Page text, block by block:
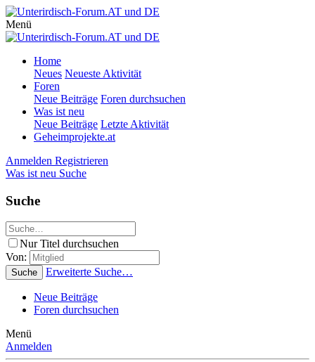
Menü
Home
Neues Neueste Aktivität
Foren
Neue Beiträge Foren durchsuchen
Was ist neu
Neue Beiträge Letzte Aktivität
Geheimprojekte.at
Anmelden Registrieren
Was ist neu Suche
Suche
Nur Titel durchsuchen
Von:
Suche Erweiterte Suche…
Neue Beiträge
Foren durchsuchen
Menü
Anmelden